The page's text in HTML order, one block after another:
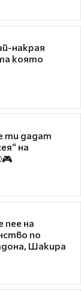
накрая
която
ти дадат
на
на
по
Шакира